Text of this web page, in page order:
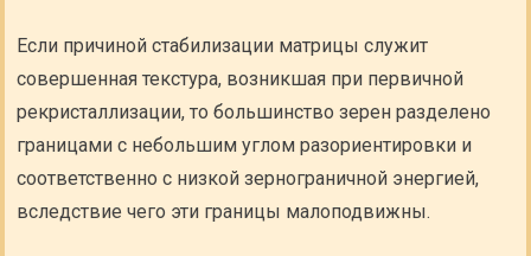
Если причиной стабилизации матрицы служит
совершенная текстура, возникшая при первичной
рекристаллизации, то большинство зерен разделено
границами с небольшим углом разориентировки и
соответственно с низкой зернограничной энергией,
вследствие чего эти границы малоподвижны.